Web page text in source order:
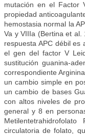
mutación en el Factor
propiedad
hemostasia normal la
Va y VIIIa (Bertina et
respuesta APC débil es
el gen del factor V
sustitución guanina-
correspondiente
un cambio simple en
un cambio de bases
con altos niveles de
general y 8 en
circulatoria de folato,